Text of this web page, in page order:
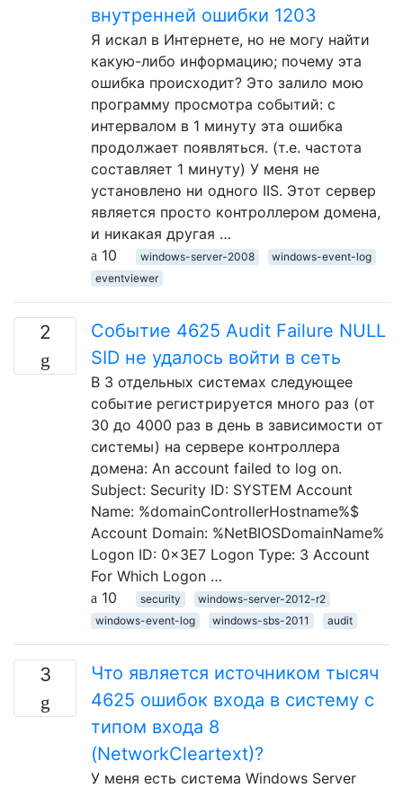
внутренней ошибки 1203
Я искал в Интернете, но не могу найти
какую-либо информацию; почему эта
ошибка происходит? Это залило мою
программу просмотра событий: с
интервалом в 1 минуту эта ошибка
продолжает появляться. (т.е. частота
составляет 1 минуту) У меня не
установлено ни одного IIS. Этот сервер
является просто контроллером домена,
и никакая другая …
10
windows-server-2008
windows-event-log
eventviewer
2
Событие 4625 Audit Failure NULL
SID не удалось войти в сеть
В 3 отдельных системах следующее
событие регистрируется много раз (от
30 до 4000 раз в день в зависимости от
системы) на сервере контроллера
домена: An account failed to log on.
Subject: Security ID: SYSTEM Account
Name: %domainControllerHostname%$
Account Domain: %NetBIOSDomainName%
Logon ID: 0x3E7 Logon Type: 3 Account
For Which Logon …
10
security
windows-server-2012-r2
windows-event-log
windows-sbs-2011 audit
3
Что является источником тысяч
4625 ошибок входа в систему с
типом входа 8
(NetworkCleartext)?
У меня есть система Windows Server